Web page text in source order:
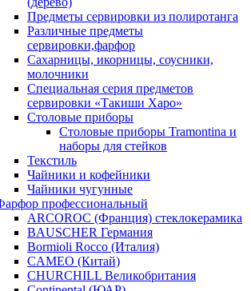
Предметы сервировки из полиротанга
Различные предметы
сервировки,фарфор
Сахарницы, икорницы, соусники,
молочники
Специальная серия предметов
сервировки «Такиши Харо»
Столовые приборы
Столовые приборы Trаmоntina и
наборы для стейков
Текстиль
Чайники и кофейники
Чайники чугунные
профессиональный
ARCOROC (Франция) стеклокерамика
BAUSCHER Германия
Bormioli Rocco (Италия)
CAMEO (Китай)
CHURCHILL Великобритания